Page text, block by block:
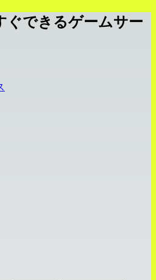
ぐできるゲームサー